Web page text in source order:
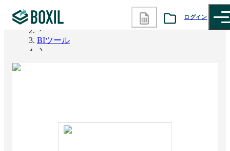
ログイン
カテゴリから探す
BOXILの使い方ガイド
BOXIL
BIツール